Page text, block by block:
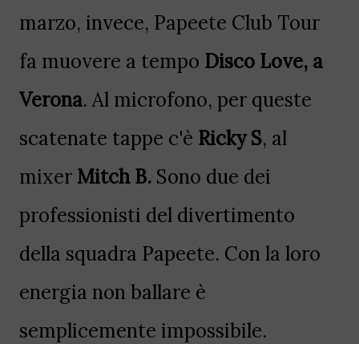
marzo, invece, Papeete Club Tour
fa muovere a tempo Disco Love, a
Verona. Al microfono, per queste
scatenate tappe c'è Ricky S, al
mixer Mitch B. Sono due dei
professionisti del divertimento
della squadra Papeete. Con la loro
energia non ballare è
semplicemente impossibile.